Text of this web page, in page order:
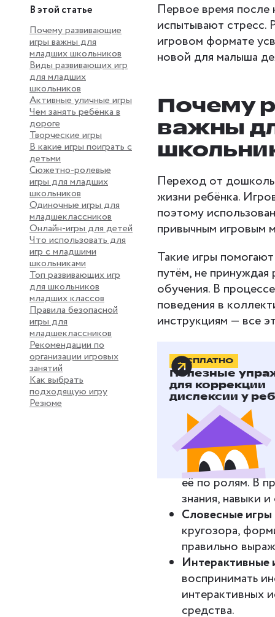
В этой статье
Почему развивающие
игры важны для
младших школьников
Виды развивающих игр
для младших
школьников
Активные уличные игры
Чем занять ребёнка в
дороге
Творческие игры
В какие игры поиграть с
детьми
Сюжетно-ролевые
игры для младших
школьников
Одиночные игры для
младшеклассников
Онлайн-игры для детей
Что использовать для
игр с младшими
школьниками
Топ развивающих игр
для школьников
младших классов
Правила безопасной
игры для
младшеклассников
Рекомендации по
организации игровых
занятий
Как выбрать
подходящую игру
Резюме
Первое время после
испытывают стресс.
игровом формате
новой для малыша
Почему
важны
Переход от
жизни ребёнка.
поэтому
привычным игровым
Такие игры
путём, не принуждая
обучения. В
поведения в
инструкциям — все
БЕСПЛАТНО
Полезные
для коррекции
дислексии у
Виды
В зависимости от
младших
Ролевые игры
её по ролям. В
знания, навыки
Словесные игры
кругозора,
правильно
Интерактивные
воспринимать
интерактивных
средства.